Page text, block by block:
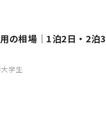
の相場｜1泊2日・2泊3
大学生